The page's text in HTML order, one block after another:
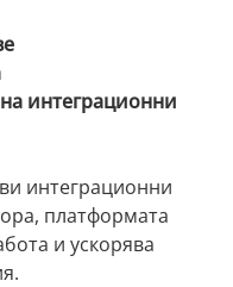
интеграционни
интеграционни
платформата
и ускорява